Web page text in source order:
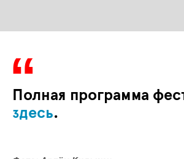
Полная программа
здесь.